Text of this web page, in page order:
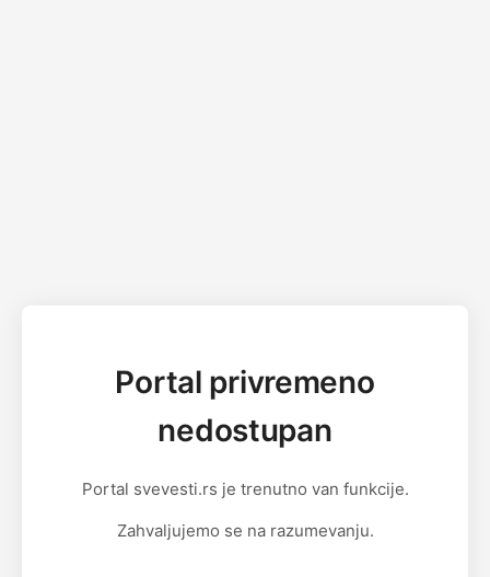
Portal privremeno
nedostupan
Portal svevesti.rs je trenutno van funkcije.
Zahvaljujemo se na razumevanju.